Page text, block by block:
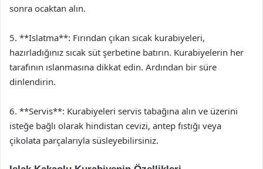
sonra ocaktan alın.
5. **Islatma**: Fırından çıkan sıcak kurabiyeleri,
hazırladığınız sıcak süt şerbetine batırın. Kurabiyelerin her
tarafının ıslanmasına dikkat edin. Ardından bir süre
dinlendirin.
6. **Servis**: Kurabiyeleri servis tabağına alın ve üzerini
isteğe bağlı olarak hindistan cevizi, antep fıstığı veya
çikolata parçalarıyla süsleyebilirsiniz.